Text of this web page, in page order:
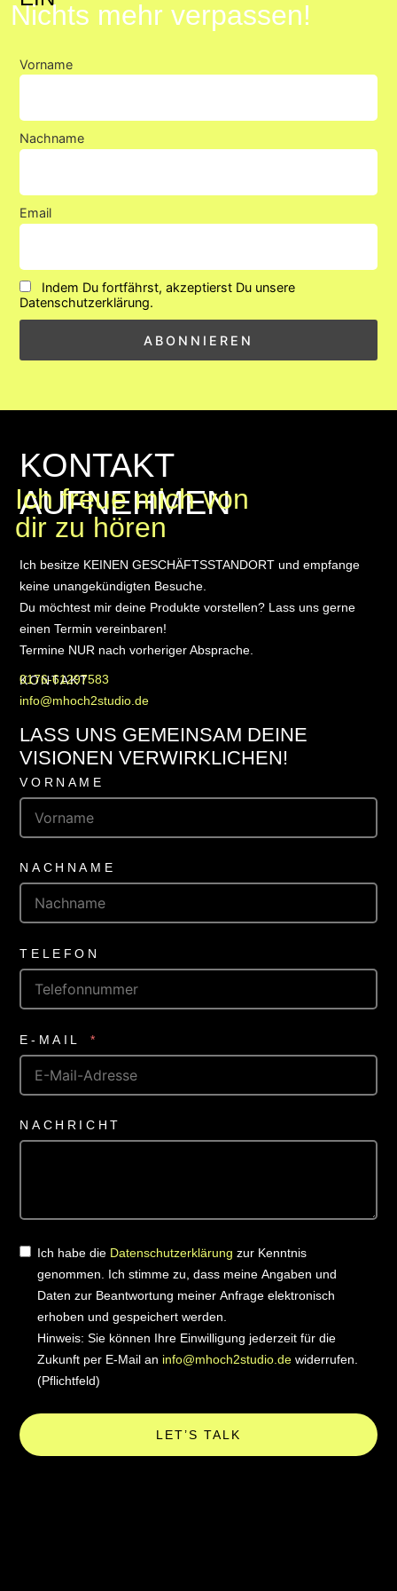
entsperren
Nichts mehr verpassen!
Vorname
Nachname
Email
Indem Du fortfährst, akzeptierst Du unsere
Datenschutzerklärung.
KONTAKT
AUFNEHMEN
Ich freue mich von
dir zu hören
Ich besitze KEINEN GESCHÄFTSSTANDORT und empfange
keine unangekündigten Besuche.
Du möchtest mir deine Produkte vorstellen? Lass uns gerne
einen Termin vereinbaren!
Termine NUR nach vorheriger Absprache.
KONTAKT
0176-61297583
info@mhoch2studio.de
LASS UNS GEMEINSAM DEINE
VISIONEN VERWIRKLICHEN!
VORNAME
NACHNAME
TELEFON
E-MAIL
NACHRICHT
Ich habe die Datenschutzerklärung zur Kenntnis
genommen. Ich stimme zu, dass meine Angaben und
Daten zur Beantwortung meiner Anfrage elektronisch
erhoben und gespeichert werden.
Hinweis: Sie können Ihre Einwilligung jederzeit für die
Zukunft per E-Mail an info@mhoch2studio.de widerrufen.
(Pflichtfeld)
LET’S TALK